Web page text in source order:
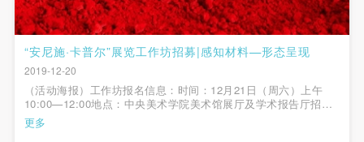
“安尼施·卡普尔”展览工作坊招募|感知材料—形态呈现
2019-12-20
（活动海报）工作坊报名信息：时间：12月21日（周六）上午
10:00—12:00地点：中央美术学院美术馆展厅及学术报告厅招募
对象：8-14岁儿童（需一位家长陪同）招募人数：20人报名方
式：点击文章右上方“我要报预约”填写报名信息报名成功后，将会
更多
快捷登录 帐号密码登录
手机号码
发送验证码
三、肖像权使用期限
永久使用。
四、许可使用费用
带有甲方肖像作品的拍摄费用由乙方承担。
乙方于拍摄完带有甲方肖像的作品无需支付甲方任何
费用。
三、肖像权使用期限
永久使用。
四、许可使用费用
带有甲方肖像作品的拍摄费用由乙方承担。
乙方于拍摄完带有甲方肖像的作品无需支付甲方任何
费用。
三、肖像权使用期限
永久使用。
四、许可使用费用
带有甲方肖像作品的拍摄费用由乙方承担。
乙方于拍摄完带有甲方肖像的作品无需支付甲方任何
费用。